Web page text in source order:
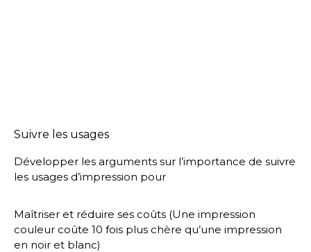
Suivre les usages
Développer les arguments sur l’importance de suivre
les usages d’impression pour
Maîtriser et réduire ses coûts (Une impression
couleur coûte 10 fois plus chère qu’une impression
en noir et blanc)